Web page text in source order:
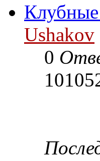
Ushakov
0